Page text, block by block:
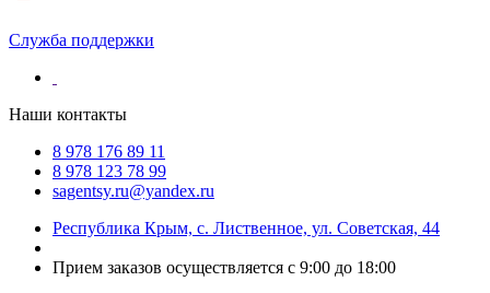
Служба поддержки
Наши контакты
8 978 176 89 11
8 978 123 78 99
sagentsy.ru@yandex.ru
Республика Крым, с. Лиственное, ул. Советская, 44
Прием заказов осуществляется с 9:00 до 18:00